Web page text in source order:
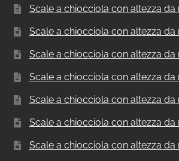
Scale a chiocciola con altezza da
Scale a chiocciola con altezza da
Scale a chiocciola con altezza da
Scale a chiocciola con altezza da
Scale a chiocciola con altezza da
Scale a chiocciola con altezza da
Scale a chiocciola con altezza da